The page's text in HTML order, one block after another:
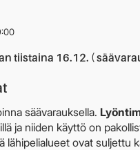
tiistaina 16.12. (
säävarauksella.
ja niiden käyttö on
lähipelialueet ovat suljettu